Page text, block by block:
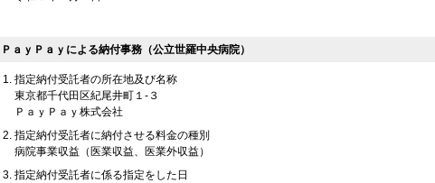
ＰａｙＰａｙによる納付事務（公立世羅中央病院）
指定納付受託者の所在地及び名称
東京都千代田区紀尾井町１-３
ＰａｙＰａｙ株式会社
指定納付受託者に納付させる料金の種別
病院事業収益（医業収益、医業外収益）
指定納付受託者に係る指定をした日